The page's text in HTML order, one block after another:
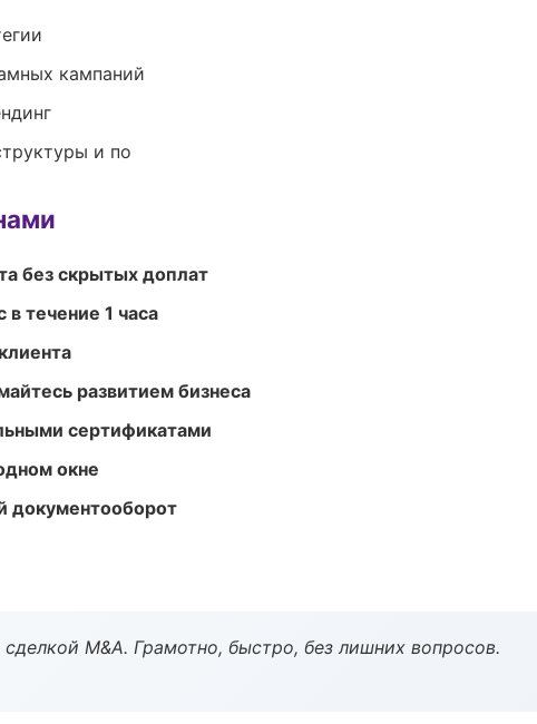
кампаний
и по
без скрытых доплат
течение 1 часа
развитием бизнеса
сертификатами
окне
документооборот
M&A. Грамотно, быстро, без лишних вопросов.